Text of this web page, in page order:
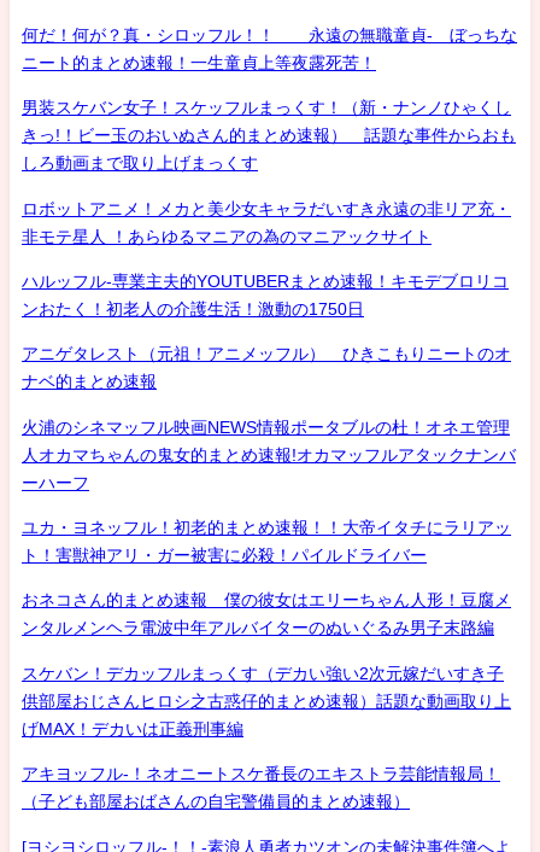
何だ！何が？真・シロッフル！！ 永遠の無職童貞- ぼっちな
ニート的まとめ速報！一生童貞上等夜露死苦！
男装スケバン女子！スケッフルまっくす！（新・ナンノひゃくし
きっ!！ビー玉のおいぬさん的まとめ速報） 話題な事件からおも
しろ動画まで取り上げまっくす
ロボットアニメ！メカと美少女キャラだいすき永遠の非リア充・
非モテ星人 ！あらゆるマニアの為のマニアックサイト
ハルッフル-専業主夫的YOUTUBERまとめ速報！キモデブロリコ
ンおたく！初老人の介護生活！激動の1750日
アニゲタレスト（元祖！アニメッフル） ひきこもりニートのオ
ナベ的まとめ速報
火浦のシネマッフル映画NEWS情報ポータブルの杜！オネエ管理
人オカマちゃんの鬼女的まとめ速報!オカマッフルアタックナンバ
ーハーフ
ユカ・ヨネッフル！初老的まとめ速報！！大帝イタチにラリアッ
ト！害獣神アリ・ガー被害に必殺！パイルドライバー
おネコさん的まとめ速報 僕の彼女はエリーちゃん人形！豆腐メ
ンタルメンヘラ電波中年アルバイターのぬいぐるみ男子末路編
スケバン！デカッフルまっくす（デカい強い2次元嫁だいすき子
供部屋おじさんヒロシ之古惑仔的まとめ速報）話題な動画取り上
げMAX！デカいは正義刑事編
アキヨッフル-！ネオニートスケ番長のエキストラ芸能情報局！
（子ども部屋おばさんの自宅警備員的まとめ速報）
[ヨシヨシロッフル-！！-素浪人勇者カツオンの未解決事件簿へよ